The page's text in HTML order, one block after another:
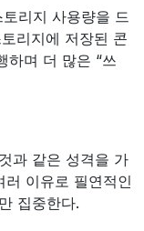
리지 사용량을 드
리지에 저장된 콘
하며 더 많은 “쓰
과 같은 성격을 가
이유로 필연적인
집중한다.